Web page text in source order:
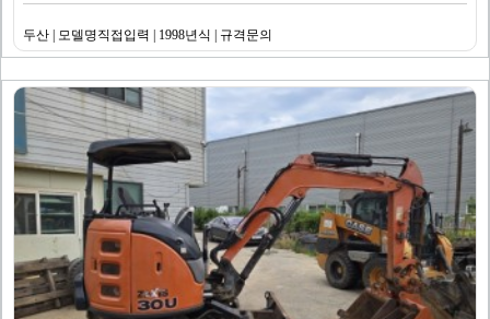
두산 | 모델명직접입력 | 1998년식 | 규격문의